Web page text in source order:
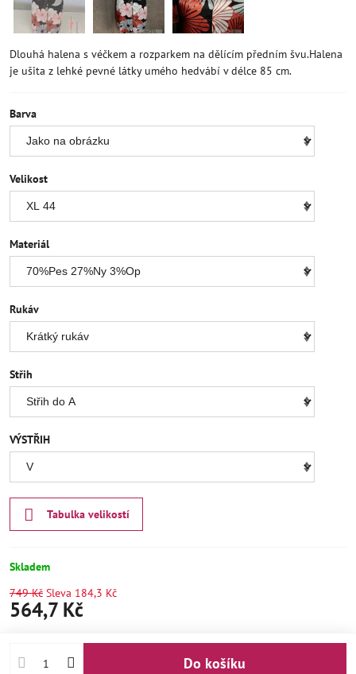
Dlouhá halena s véčkem a rozparkem na dělícím předním švu.Halena
je ušita z lehké pevné látky umého hedvábí v délce 85 cm.
Barva
Velikost
Materiál
Rukáv
Střih
VÝSTŘIH
Tabulka velikostí
Skladem
749 Kč Sleva 184,3 Kč
564,7 Kč
Do košíku